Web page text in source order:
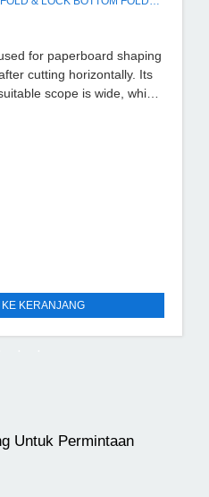
for paperboard shaping
cutting horizontally. Its
scope is wide, which
KERANJANG
Untuk Permintaan